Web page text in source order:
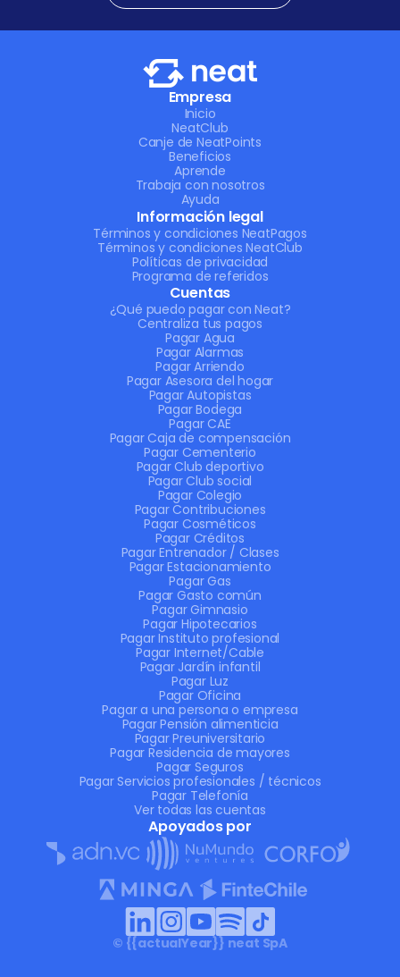
Empresa
Inicio
NeatClub
Canje de NeatPoints
Beneficios
Aprende
Trabaja con nosotros
Ayuda
Información legal
Términos y condiciones NeatPagos
Términos y condiciones NeatClub
Políticas de privacidad
Programa de referidos
Cuentas
¿Qué puedo pagar con Neat?
Centraliza tus pagos
Pagar Agua
Pagar Alarmas
Pagar Arriendo
Pagar Asesora del hogar
Pagar Autopistas
Pagar Bodega
Pagar CAE
Pagar Caja de compensación
Pagar Cementerio
Pagar Club deportivo
Pagar Club social
Pagar Colegio
Pagar Contribuciones
Pagar Cosméticos
Pagar Créditos
Pagar Entrenador / Clases
Pagar Estacionamiento
Pagar Gas
Pagar Gasto común
Pagar Gimnasio
Pagar Hipotecarios
Pagar Instituto profesional
Pagar Internet/Cable
Pagar Jardín infantil
Pagar Luz
Pagar Oficina
Pagar a una persona o empresa
Pagar Pensión alimenticia
Pagar Preuniversitario
Pagar Residencia de mayores
Pagar Seguros
Pagar Servicios profesionales / técnicos
Pagar Telefonía
Ver todas las cuentas
Apoyados por
© {{actualYear}} neat SpA